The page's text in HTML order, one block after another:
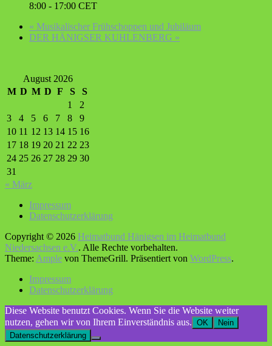
8:00 - 17:00 CET
« Musikalischer Frühschoppen und Jubiläum
DER HÄNIGSER KUHLENBERG »
August 2026
M D M D F S
S
1
2
3
4 5 6 7 8
9
10 11 12 13 14 15 16
17 18 19 20 21 22 23
24 25 26 27 28 29 30
31
« März
Impressum
Datenschutzerklärung
Copyright © 2026 Heimatbund Hänigsen im Heimatbund
Niedersachsen e.V.. Alle Rechte vorbehalten.
Theme: Ample von ThemeGrill. Präsentiert von WordPress.
Impressum
Datenschutzerklärung
Diese Website benutzt Cookies. Wenn Sie die Website weiter
nutzen, gehen wir von Ihrem Einverständnis aus. OK
Nein
Datenschutzerklärung